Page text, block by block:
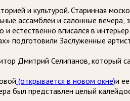
и культурой. Старинная
ассамблеи и салонные вечера,
вписался в интерьер
подготовили Заслуженные
Дмитрий Селипанов, который
(открывается в новом окне)и
был представлен целый